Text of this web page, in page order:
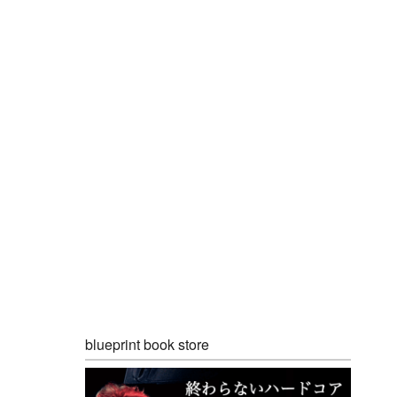
blueprint book store